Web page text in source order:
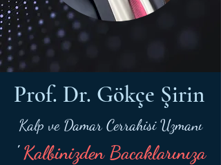
Kalp ve Damar Cerrahisi Uzmanı
Prof. Dr. Gökçe Şirin
Kalbinizden Bacaklarınıza